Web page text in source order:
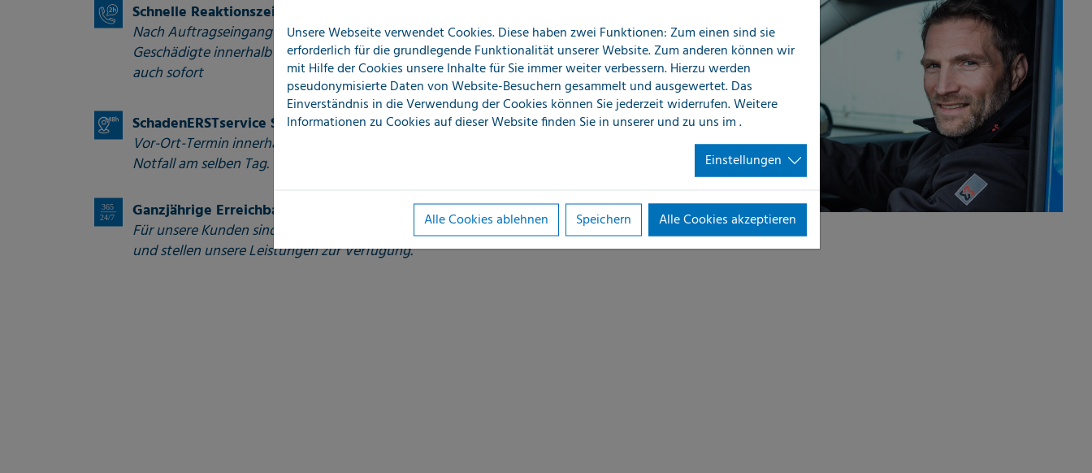
Schnelle Reaktionszeiten
Nach Auftragseingang kontaktieren wir
Geschädigte innerhalb von 2 Std. - im Notfall
auch sofort
SchadenERSTservice Soforthilfe
Vor-Ort-Termin innerhalb von 48 Stunden, im
Notfall am selben Tag.
Ganzjährige Erreichbarkeit
Für unsere Kunden sind wir 24/7 erreichbar
und stellen unsere Leistungen zur Verfügung.
Unsere Webseite verwendet Cookies. Diese haben zwei Funktionen: Zum einen sind sie
erforderlich für die grundlegende Funktionalität unserer Website. Zum anderen können wir
mit Hilfe der Cookies unsere Inhalte für Sie immer weiter verbessern. Hierzu werden
pseudonymisierte Daten von Website-Besuchern gesammelt und ausgewertet. Das
Einverständnis in die Verwendung der Cookies können Sie jederzeit widerrufen. Weitere
Informationen zu Cookies auf dieser Website finden Sie in unsererund zu uns im.
Einstellungen
Alle Cookies ablehnen Speichern Alle Cookies akzeptieren